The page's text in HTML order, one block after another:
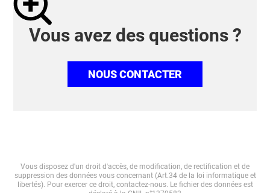
Vous avez des questions ?
NOUS CONTACTER
Vous disposez d'un droit d'accès, de modification, de rectification et de
suppression des données vous concernant (Art.34 de la loi informatique et
libertés). Pour exercer ce droit, contactez-nous. Le fichier des données est